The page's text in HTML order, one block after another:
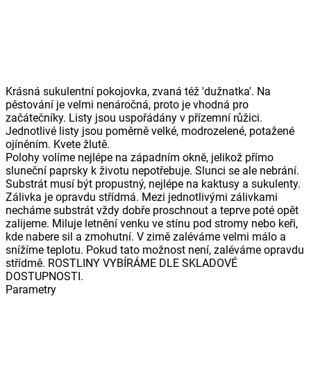
Krásná sukulentní pokojovka, zvaná též 'dužnatka'. Na
pěstování je velmi nenáročná, proto je vhodná pro
začátečníky. Listy jsou uspořádány v přízemní růžici.
Jednotlivé listy jsou poměrně velké, modrozelené, potažené
ojíněním. Kvete žlutě.
Polohy volíme nejlépe na západním okně, jelikož přímo
sluneční paprsky k životu nepotřebuje. Slunci se ale nebrání.
Substrát musí být propustný, nejlépe na kaktusy a sukulenty.
Zálivka je opravdu střídmá. Mezi jednotlivými zálivkami
necháme substrát vždy dobře proschnout a teprve poté opět
zalijeme. Miluje letnění venku ve stínu pod stromy nebo keři,
kde nabere sil a zmohutní. V zimě zaléváme velmi málo a
snížíme teplotu. Pokud tato možnost není, zaléváme opravdu
střídmě. ROSTLINY VYBÍRÁME DLE SKLADOVÉ
DOSTUPNOSTI.
Parametry